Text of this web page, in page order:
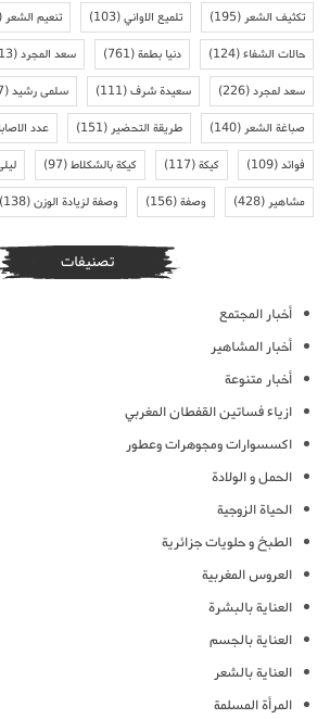
تكثيف الشعر(195) تلميع الاواني(103) تنعيم الشعر(434)
حالات الشفاء(124) دنيا بطمة(761) سعد المجرد(113)
سعد لمجرد(226) سعيدة شرف(111) سلمى رشيد(167)
صباغة الشعر(140) طريقة التحضير(151) عدد
فوائد(109) كيكة(117) كيكة بالشكلاط(97)
مشاهير(428) وصفة(156) وصفة لزيادة الوزن(138)
تصنيفات
أخبار المجتمع
أخبار المشاهير
أخبار متنوعة
ازياء فساتين القفطان المغربي
اكسسوارات ومجوهرات وعطور
الحمل و الولادة
الحياة الزوجية
الطبخ و حلويات جزائرية
العروس المغربية
العناية بالبشرة
العناية بالجسم
العناية بالشعر
المرأة المسلمة